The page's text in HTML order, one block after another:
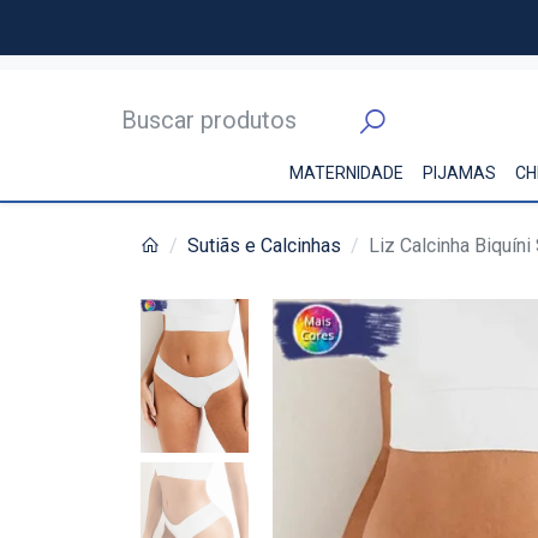
MATERNIDADE PIJAMAS
Sutiãs e Calcinhas Liz Calcinha